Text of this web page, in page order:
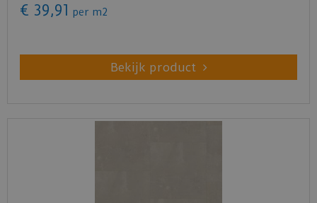
€ 39,91 per m2
Bekijk product